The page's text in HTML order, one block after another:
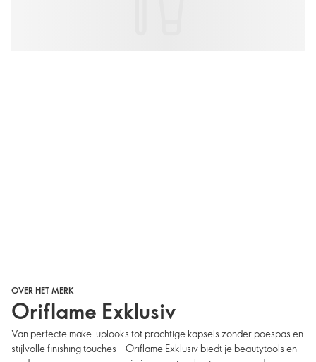
OVER HET MERK
Oriflame Exklusiv
Van perfecte make-uplooks tot prachtige kapsels zonder poespas en
stijlvolle finishing touches – Oriflame Exklusiv biedt je beautytools en